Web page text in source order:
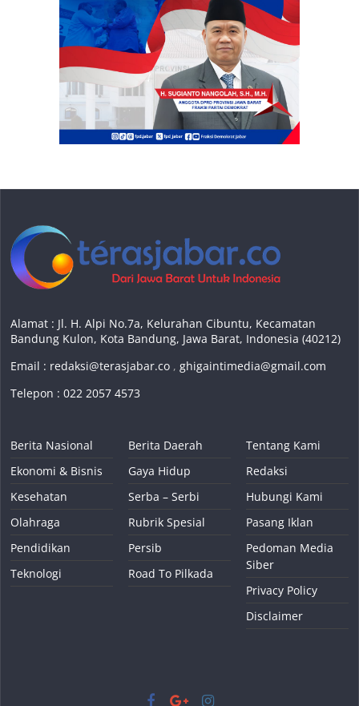
Alamat : Jl. H. Alpi No.7a, Kelurahan Cibuntu, Kecamatan
Bandung Kulon, Kota Bandung, Jawa Barat, Indonesia (40212)
Email : redaksi@terasjabar.co ,ghigaintimedia@gmail.com
Telepon : 022 2057 4573
Berita Nasional
Ekonomi & Bisnis
Kesehatan
Olahraga
Pendidikan
Teknologi
Berita Daerah
Gaya Hidup
Serba – Serbi
Rubrik Spesial
Persib
Road To Pilkada
Tentang Kami
Redaksi
Hubungi Kami
Pasang Iklan
Pedoman Media
Siber
Privacy Policy
Disclaimer